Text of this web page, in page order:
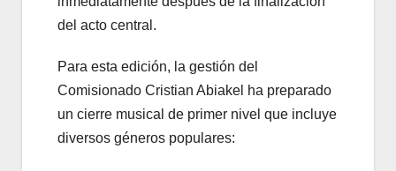
del acto central.
Para esta edición, la gestión del
Comisionado Cristian Abiakel ha preparado
un cierre musical de primer nivel que incluye
diversos géneros populares: